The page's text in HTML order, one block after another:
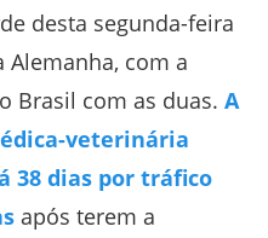
desta segunda-feira
Alemanha, com a
Brasil com as duas. A
veterinária
38 dias por tráfico
após terem a